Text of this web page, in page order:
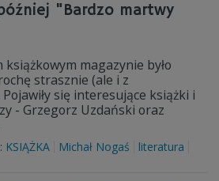
"Bardzo martwy
magazynie było
strasznie (ale i z
się interesujące książki i
- Grzegorz Uzdański oraz
KSIĄŻKA Michał Nogaś
literatura